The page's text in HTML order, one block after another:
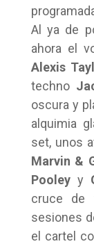
Al ya de
ahora el
Alexis
techno
oscura y
alquimia
set, unos
Marvin &
Pooleyy
cruce de
sesiones
el cartel